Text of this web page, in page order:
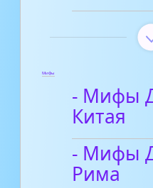
Мифы
- Мифы
Китая
- Мифы
Рима